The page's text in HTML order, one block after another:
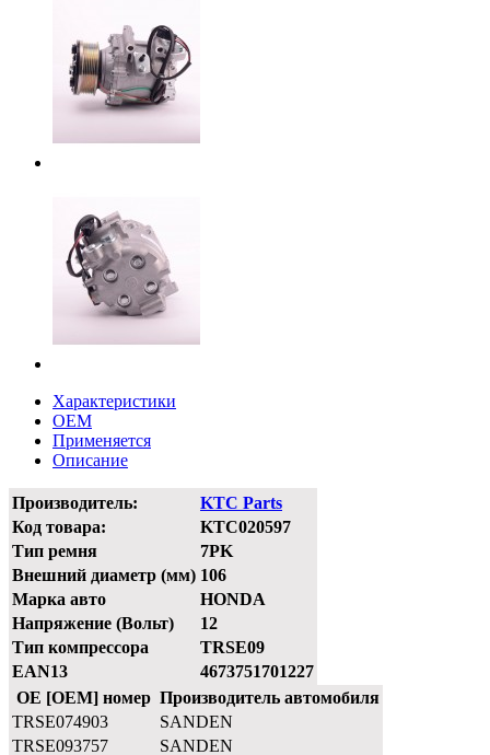
Характеристики
OEM
Применяется
Описание
Производитель:
KTC Parts
Код товара:
KTC020597
Тип ремня
7PK
Внешний диаметр (мм) 106
Марка авто
HONDA
Напряжение (Вольт)
12
Тип компрессора
TRSE09
EAN13
4673751701227
OE [OEM] номер Производитель автомобиля
TRSE074903
SANDEN
TRSE093757
SANDEN